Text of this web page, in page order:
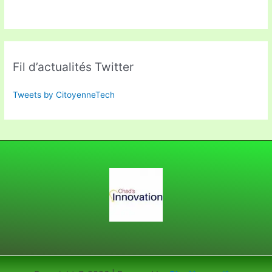
Fil d’actualités Twitter
Tweets by CitoyenneTech